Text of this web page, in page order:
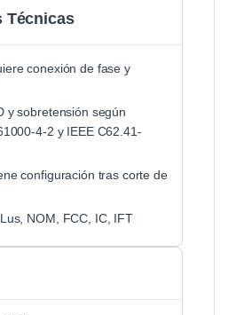
Técnicas
conexión de fase y
y sobretensión según
4-2 y IEEE C62.41-
configuración tras corte de
NOM, FCC, IC, IFT